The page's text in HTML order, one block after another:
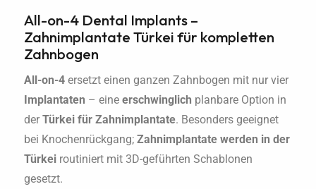
All-on-4 Dental Implants –
Zahnimplantate Türkei für kompletten
Zahnbogen
All-on-4 ersetzt einen ganzen Zahnbogen mit nur vier
Implantaten – eine erschwinglich planbare Option in
der Türkei für Zahnimplantate. Besonders geeignet
bei Knochenrückgang; Zahnimplantate werden in der
Türkei routiniert mit 3D-geführten Schablonen
gesetzt.